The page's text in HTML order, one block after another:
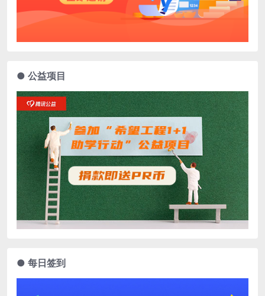
● 公益项目
● 每日签到